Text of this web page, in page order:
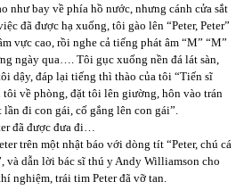
bay về phía hồ nước, nhưng cánh cửa sắt
đã được hạ xuống, tôi gào lên “Peter, Peter”
vực cao, rồi nghe cả tiếng phát âm “M” “M”
ngày qua…. Tôi gục xuống nền đá lát sàn,
dậy, đáp lại tiếng thì thào của tôi “Tiến sĩ
về phòng, đặt tôi lên giường, hôn vào trán
đi con gái, cố gắng lên con gái”.
đã được đưa đi…
trên một nhật báo với dòng tít “Peter, chú cá
và dẫn lời bác sĩ thú y Andy Williamson cho
nghiệm, trái tim Peter đã vỡ tan.